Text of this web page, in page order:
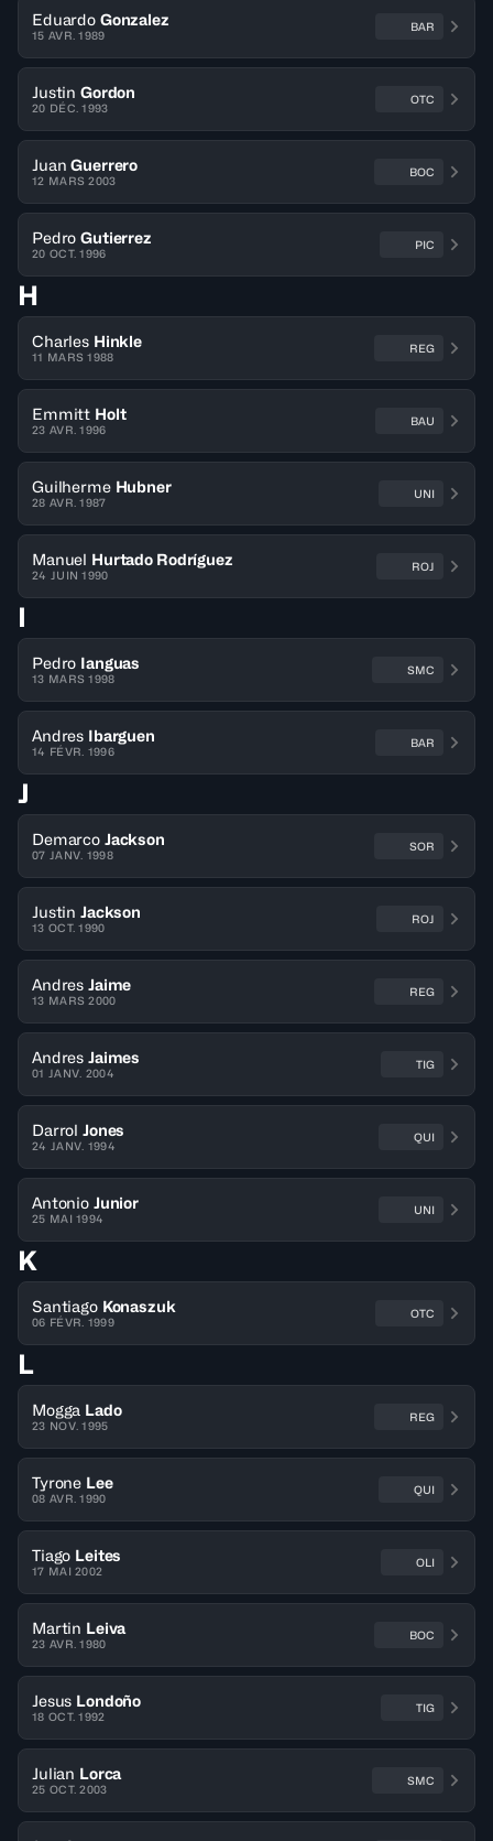
Eduardo Gonzalez
15 AVR. 1989
BAR
Justin Gordon
20 DÉC. 1993
OTC
Juan Guerrero
12 MARS 2003
BOC
Pedro Gutierrez
20 OCT. 1996
PIC
H
Charles Hinkle
11 MARS 1988
REG
Emmitt Holt
23 AVR. 1996
BAU
Guilherme Hubner
28 AVR. 1987
UNI
Manuel Hurtado Rodríguez
24 JUIN 1990
ROJ
I
Pedro Ianguas
13 MARS 1998
SMC
Andres Ibarguen
14 FÉVR. 1996
BAR
J
Demarco Jackson
07 JANV. 1998
SOR
Justin Jackson
13 OCT. 1990
ROJ
Andres Jaime
13 MARS 2000
REG
Andres Jaimes
01 JANV. 2004
TIG
Darrol Jones
24 JANV. 1994
QUI
Antonio Junior
25 MAI 1994
UNI
K
Santiago Konaszuk
06 FÉVR. 1999
OTC
L
Mogga Lado
23 NOV. 1995
REG
Tyrone Lee
08 AVR. 1990
QUI
Tiago Leites
17 MAI 2002
OLI
Martin Leiva
23 AVR. 1980
BOC
Jesus Londoño
18 OCT. 1992
TIG
Julian Lorca
25 OCT. 2003
SMC